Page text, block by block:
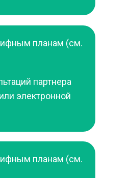
партнера
электронной
планам (см.
планам (см.